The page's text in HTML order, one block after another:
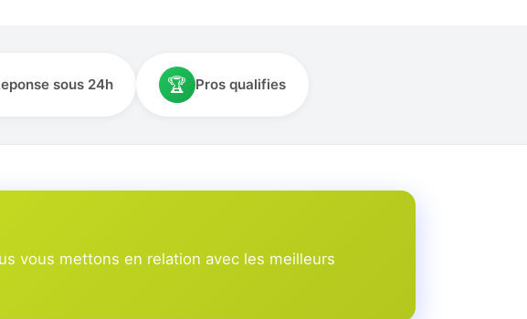
sous 24h 🏆 Pros qualifies
vous mettons en relation avec les meilleurs